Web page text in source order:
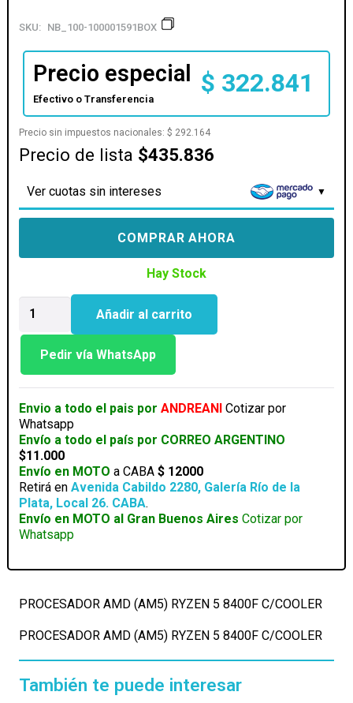
SKU: NB_100-100001591BOX
Precio especial
Efectivo o Transferencia
$ 322.841
Precio sin impuestos nacionales:$ 292.164
Precio de lista $435.836
Ver cuotas sin intereses
COMPRAR AHORA
Hay Stock
AMD
(AM5)
RYZEN
cantidad
Añadir al carrito
Pedir vía WhatsApp
Envio a todo el pais por ANDREANI Cotizar por
Whatsapp
Envío a todo el país por CORREO ARGENTINO
$11.000
Envío en MOTO a CABA$ 12000
Retirá enAvenida Cabildo 2280, Galería Río de la
Plata, Local 26. CABA.
Envío en MOTO al Gran Buenos Aires Cotizar por
Whatsapp
PROCESADOR AMD (AM5) RYZEN 5 8400F C/COOLER
PROCESADOR AMD (AM5) RYZEN 5 8400F C/COOLER
También te puede interesar